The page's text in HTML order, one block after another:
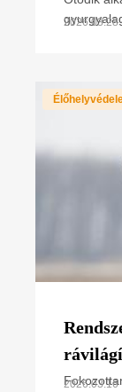
2026.03.28
2026.03.16